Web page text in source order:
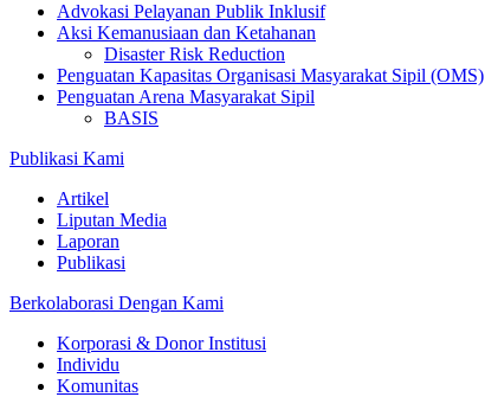
Advokasi Pelayanan Publik Inklusif
Aksi Kemanusiaan dan Ketahanan
Disaster Risk Reduction
Penguatan Kapasitas Organisasi Masyarakat Sipil (OMS)
Penguatan Arena Masyarakat Sipil
BASIS
Publikasi Kami
Artikel
Liputan Media
Laporan
Publikasi
Berkolaborasi Dengan Kami
Korporasi & Donor Institusi
Individu
Komunitas